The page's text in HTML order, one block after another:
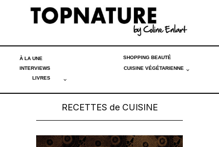
À LA UNE SHOPPING BEAUTÉ
INTERVIEWS
CUISINE VÉGÉTARIENNE
LIVRES
RECETTES de CUISINE